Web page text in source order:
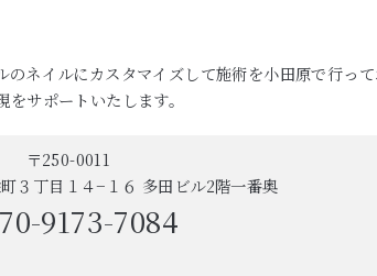
ネイルにカスタマイズして施術を小田原で行っ
サポートいたします。
〒250-0011
３丁目１４−１６ 多田ビル2階一番奥
9173-7084